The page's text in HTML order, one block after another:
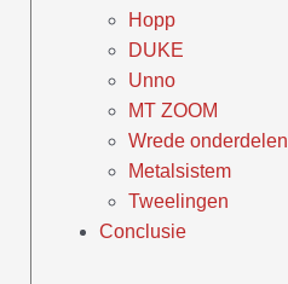
Hopp
DUKE
Unno
MT ZOOM
Wrede onderdelen
Metalsistem
Tweelingen
Conclusie